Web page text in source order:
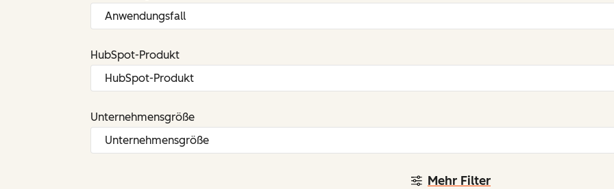
Mehr Filter
HubSpot-Produkt
Unternehmensgröße